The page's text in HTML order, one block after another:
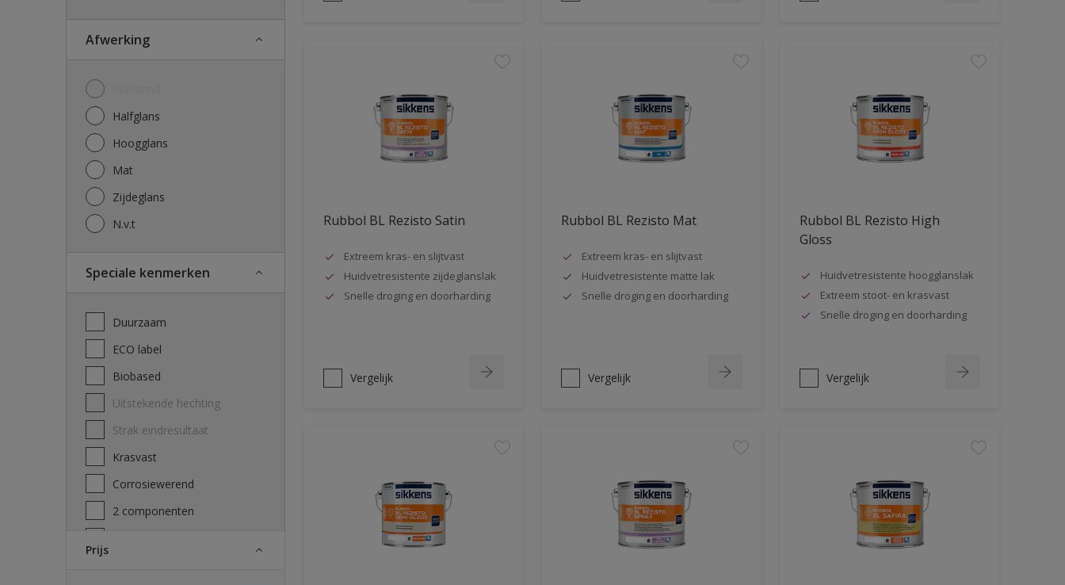
Afwerking
Halfglans
Hoogglans
Mat
Zijdeglans
N.v.t
Speciale kenmerken
Duurzaam
ECO label
Biobased
Uitstekende hechting
Strak eindresultaat
Krasvast
Corrosiewerend
2 componenten
Prijs
Rubbol BL Rezisto Satin
Extreem kras- en slijtvast
Huidvetresistente zijdeglanslak
Snelle droging en doorharding
Vergelijk
Rubbol BL Rezisto Mat
Extreem kras- en slijtvast
Huidvetresistente matte lak
Snelle droging en doorharding
Vergelijk
Rubbol BL Rezisto High
Gloss
Huidvetresistente hoogglanslak
Extreem stoot- en krasvast
Snelle droging en doorharding
Vergelijk